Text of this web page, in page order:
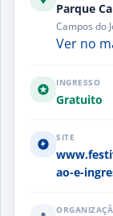
Parque
Campos do
Ver no
INGRESSO
Gratuito
SITE
ao-e-